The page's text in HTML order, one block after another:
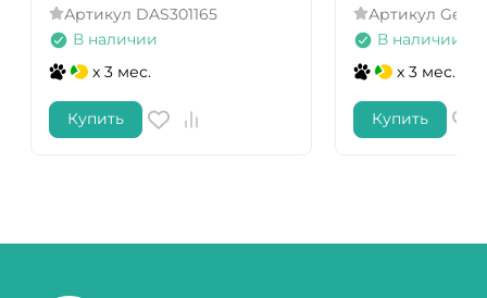
Артикул DAS301165
В наличии
x 3 мес.
Купить
Артикул
В наличии
x 3 мес.
Купить